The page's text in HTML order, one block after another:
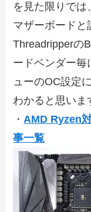
を見た限りで
マザーボードと
Threadripperの
ードベンダー毎
ューのOC設定
わかると思いま
・AMD Ryzen
事一覧